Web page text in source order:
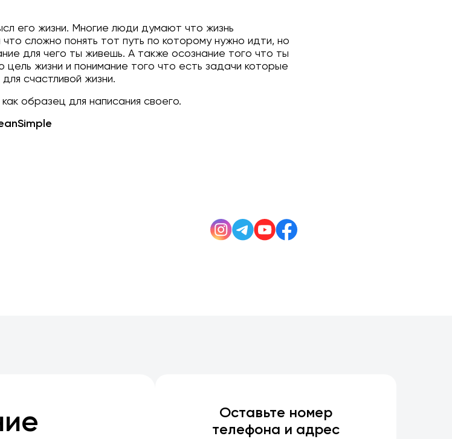
его жизни. Многие люди думают что жизнь
сложно понять тот путь по которому нужно идти, но
для чего ты живешь. А также осознание того что ты
жизни и понимание того что есть задачи которые
счастливой жизни.
образец для написания своего.
Оставьте номер
телефона и адрес